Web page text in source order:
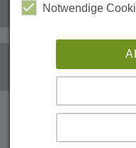
Notwendige